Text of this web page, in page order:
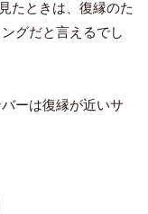
たときは、復縁のた
グだと言えるでし
ーは復縁が近いサ